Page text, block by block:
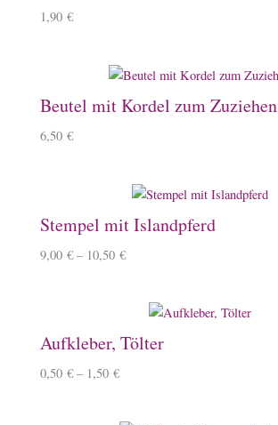
1,90 €
Beutel mit Kordel zum Zuziehen
6,50 €
Stempel mit Islandpferd
9,00 € – 10,50 €
Aufkleber, Tölter
0,50 € – 1,50 €